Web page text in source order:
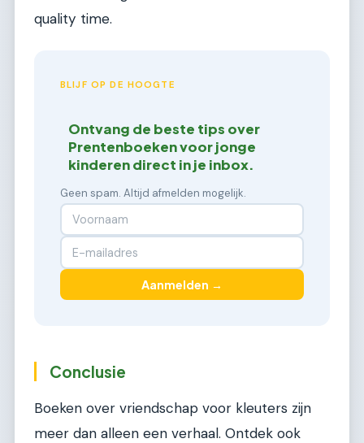
quality time.
BLIJF OP DE HOOGTE
Ontvang de beste tips over
Prentenboeken voor jonge
kinderen direct in je inbox.
Geen spam. Altijd afmelden mogelijk.
Aanmelden →
Conclusie
Boeken over vriendschap voor kleuters zijn
meer dan alleen een verhaal. Ontdek ook